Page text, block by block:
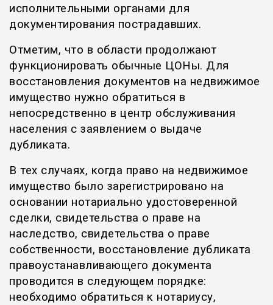
исполнительными органами для
документирования пострадавших.
Отметим, что в области продолжают
функционировать обычные ЦОНы. Для
восстановления документов на недвижимое
имущество нужно обратиться в
непосредственно в центр обслуживания
населения с заявлением о выдаче
дубликата.
В тех случаях, когда право на недвижимое
имущество было зарегистрировано на
основании нотариально удостоверенной
сделки, свидетельства о праве на
наследство, свидетельства о праве
собственности, восстановление дубликата
правоустанавливающего документа
проводится в следующем порядке:
необходимо обратиться к нотариусу,